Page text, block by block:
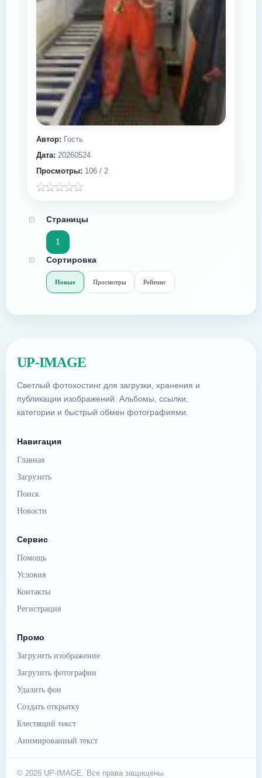
Автор: Гость
Дата: 20260524
Просмотры: 106 / 2
Страницы
1
Сортировка
Новые Просмотры Рейтинг
UP-IMAGE
Светлый фотохостинг для загрузки, хранения и
публикации изображений. Альбомы, ссылки,
категории и быстрый обмен фотографиями.
Навигация
Главная
Загрузить
Поиск
Новости
Сервис
Помощь
Условия
Контакты
Регистрация
Промо
Загрузить изображение
Загрузить фотографии
Удалить фон
Создать открытку
Блестящий текст
Анимированный текст
© 2026 UP-IMAGE. Все права защищены.